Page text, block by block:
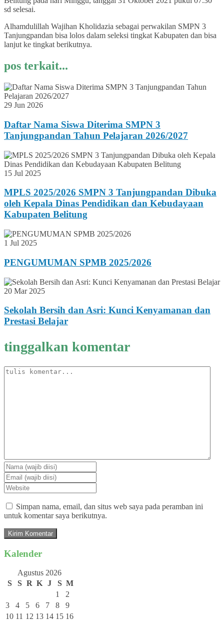
sd selesai.
Alhamdulillah Wajihan Kholidazia sebagai perwakilan SMPN 3
Tanjungpandan bisa lolos dalam seleksi tingkat Kabupaten dan bisa
lanjut ke tingkat berikutnya.
pos terkait...
29 Jun 2026
Daftar Nama Siswa Diterima SMPN 3
Tanjungpandan Tahun Pelajaran 2026/2027
15 Jul 2025
MPLS 2025/2026 SMPN 3 Tanjungpandan Dibuka
oleh Kepala Dinas Pendidikan dan Kebudayaan
Kabupaten Belitung
1 Jul 2025
PENGUMUMAN SPMB 2025/2026
20 Mar 2025
Sekolah Bersih dan Asri: Kunci Kenyamanan dan
Prestasi Belajar
tinggalkan komentar
Simpan nama, email, dan situs web saya pada peramban ini
untuk komentar saya berikutnya.
Kalender
Agustus 2026
S
S R K J S M
1
2
3
4 5 6 7 8
9
10 11 12 13 14 15 16